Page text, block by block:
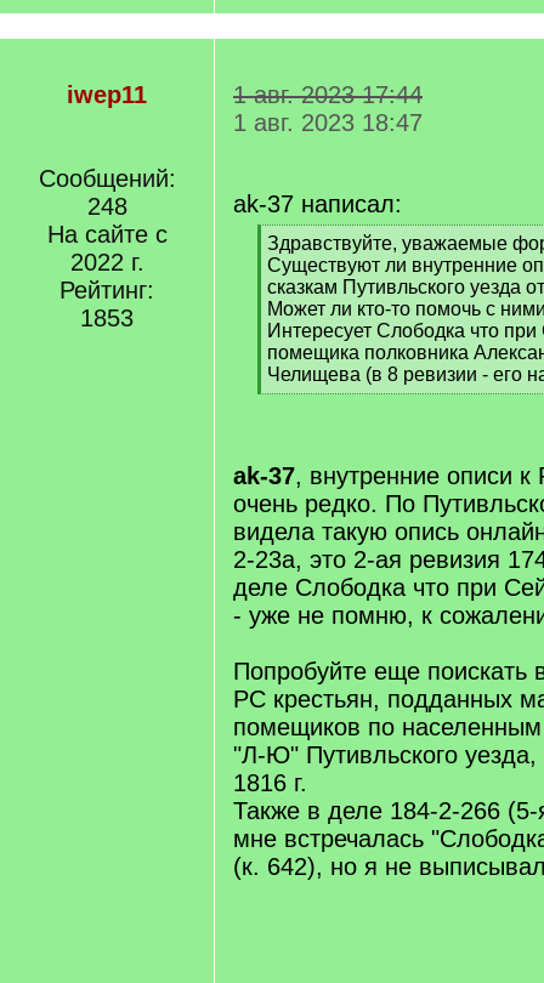
iwep11
Сообщений:
248
На сайте с
2022 г.
Рейтинг:
1853
1 авг. 2023 17:44
1 авг. 2023 18:47
ak-37 написал:
[
q
]
Здравствуйте, уважаемые
Существуют ли внутренние
сказкам Путивльского уезда
Может ли кто-то помочь с
Интересует Слободка что
помещика полковника
Челищева (в 8 ревизии - его
[
ak-37, внутренние описи к
очень редко. По
видела такую опись
2-23а, это 2-ая ревизия
деле Слободка что при
- уже не помню, к
Попробуйте еще поискать
РС крестьян, подданных
помещиков по
"Л-Ю" Путивльского уезда,
1816 г.
Также в деле 184-2-266 (5-
мне встречалась
(к. 642), но я не